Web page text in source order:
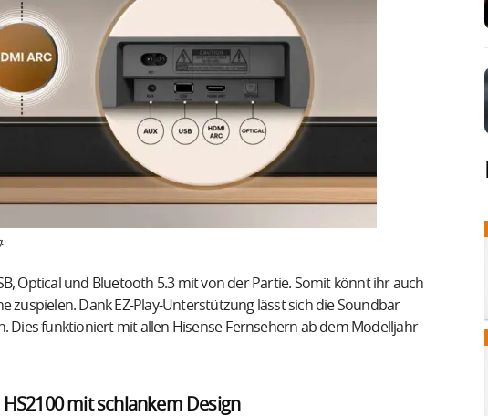
Optical und Bluetooth 5.3 mit von der Partie. Somit könnt ihr auch
zuspielen. Dank EZ-Play-Unterstützung lässt sich die Soundbar
Dies funktioniert mit allen Hisense-Fernsehern ab dem Modelljahr
HS2100 mit schlankem Design